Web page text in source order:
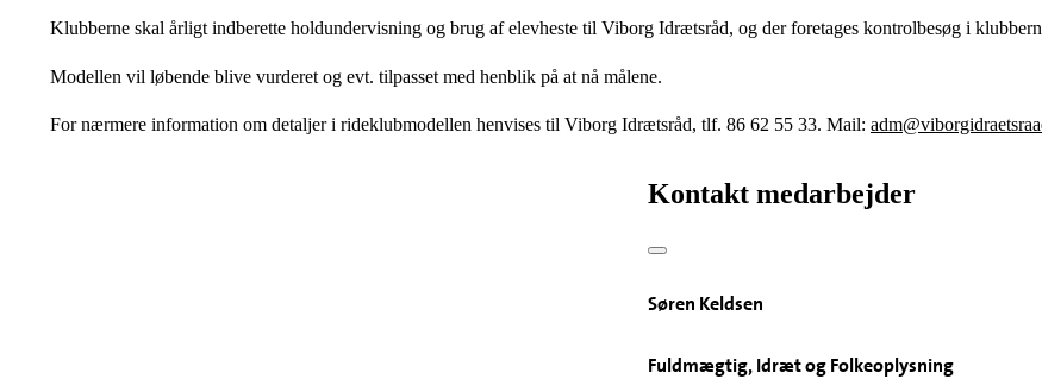
Klubberne skal årligt indberette holdundervisning og brug af elevheste til Viborg Idrætsråd, og der foretages kontrolbesøg i
Modellen vil løbende blive vurderet og evt. tilpasset med henblik på at nå målene.
For nærmere information om detaljer i rideklubmodellen henvises til Viborg Idrætsråd, tlf. 86 62 55 33. Mail:
Kontakt medarbejder
Søren Keldsen
Fuldmægtig, Idræt og Folkeoplysning